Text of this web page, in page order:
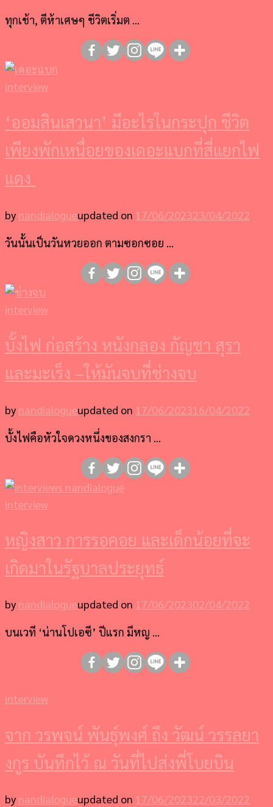
ทุกเช้า, ตีห้าเศษๆ ชีวิตเริ่มต …
interview
‘ออมสินเสวนา’ มีอะไรในกระปุก ชีวิต
เพียงพักเหนื่อยของเดอะแบกที่สี่แยกไฟ
แดง
by nandialogueupdated on 17/06/202323/04/2022
วันนั้นเป็นวันหวยออก ตามซอกซอย …
interview
บั้งไฟ ก่อสร้าง หนังกลอง กัญชา สุรา
และมะเร็ง –ให้มันจบที่ช่างจบ
by nandialogueupdated on 17/06/202316/04/2022
บั้งไฟคือหัวใจดวงหนึ่งของสงกรา …
interview
หญิงสาว การรอคอย และเด็กน้อยที่จะ
เกิดมาในรัฐบาลประยุทธ์
by nandialogueupdated on 17/06/202302/04/2022
บนเวที ‘น่านโปเอซี’ ปีแรก มีหญ …
interview
จาก วรพจน์ พันธุ์พงศ์ ถึง วัฒน์ วรรลยา
งกูร บันทึกไว้ ณ วันที่ไปส่งพี่โบยบิน
by nandialogueupdated on 17/06/202322/03/2022